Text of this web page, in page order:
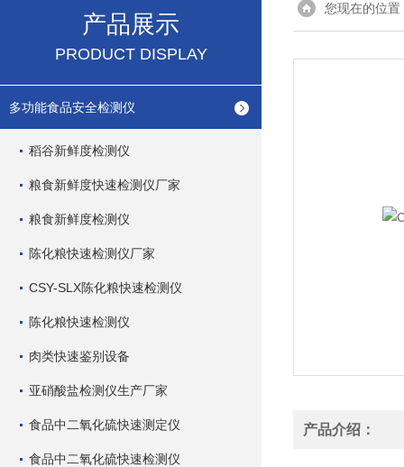
产品展示
PRODUCT DISPLAY
多功能食品安全检测仪
稻谷新鲜度检测仪
粮食新鲜度快速检测仪厂家
粮食新鲜度检测仪
陈化粮快速检测仪厂家
CSY-SLX陈化粮快速检测仪
陈化粮快速检测仪
肉类快速鉴别设备
亚硝酸盐检测仪生产厂家
食品中二氧化硫快速测定仪
食品中二氧化硫快速检测仪
您现在的位置
产品介绍：